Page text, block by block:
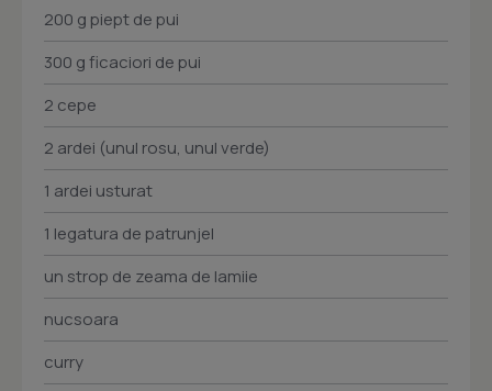
200 g piept de pui
300 g ficaciori de pui
2 cepe
2 ardei (unul rosu, unul verde)
1 ardei usturat
1 legatura de patrunjel
un strop de zeama de lamiie
nucsoara
curry